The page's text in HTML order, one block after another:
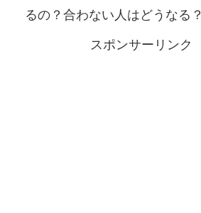
るの？合わない人はどうなる？
スポンサーリンク